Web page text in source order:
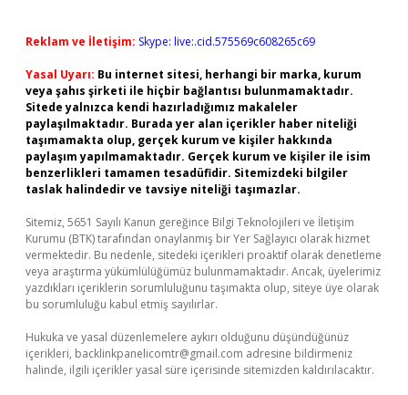
Reklam ve İletişim: Skype: live:.cid.575569c608265c69
Yasal Uyarı: Bu internet sitesi, herhangi bir marka, kurum
veya şahıs şirketi ile hiçbir bağlantısı bulunmamaktadır.
Sitede yalnızca kendi hazırladığımız makaleler
paylaşılmaktadır. Burada yer alan içerikler haber niteliği
taşımamakta olup, gerçek kurum ve kişiler hakkında
paylaşım yapılmamaktadır. Gerçek kurum ve kişiler ile isim
benzerlikleri tamamen tesadüfidir. Sitemizdeki bilgiler
taslak halindedir ve tavsiye niteliği taşımazlar.
Sitemiz, 5651 Sayılı Kanun gereğince Bilgi Teknolojileri ve İletişim
Kurumu (BTK) tarafından onaylanmış bir Yer Sağlayıcı olarak hizmet
vermektedir. Bu nedenle, sitedeki içerikleri proaktif olarak denetleme
veya araştırma yükümlülüğümüz bulunmamaktadır. Ancak, üyelerimiz
yazdıkları içeriklerin sorumluluğunu taşımakta olup, siteye üye olarak
bu sorumluluğu kabul etmiş sayılırlar.
Hukuka ve yasal düzenlemelere aykırı olduğunu düşündüğünüz
içerikleri, backlinkpanelicomtr@gmail.com adresine bildirmeniz
halinde, ilgili içerikler yasal süre içerisinde sitemizden kaldırılacaktır.